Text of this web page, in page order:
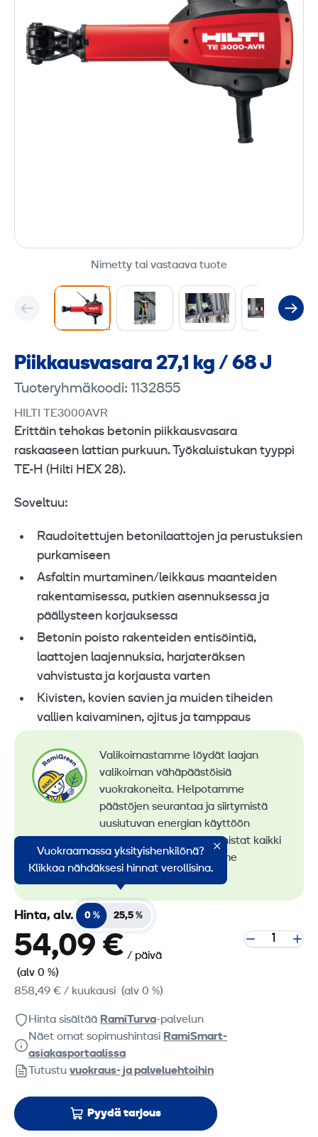
Nimetty tai vastaava tuote
Piikkausvasara 27,1 kg / 68 J
Tuoteryhmäkoodi: 1132855
HILTI TE3000AVR
Erittäin tehokas betonin piikkausvasara
raskaaseen lattian purkuun. Työkaluistukan tyyppi
TE-H (Hilti HEX 28).
Soveltuu:
Raudoitettujen betonilaattojen ja perustuksien
purkamiseen
Asfaltin murtaminen/leikkaus maanteiden
rakentamisessa, putkien asennuksessa ja
päällysteen korjauksessa
Betonin poisto rakenteiden entisöintiä,
laattojen laajennuksia, harjateräksen
vahvistusta ja korjausta varten
Kivisten, kovien savien ja muiden tiheiden
vallien kaivaminen, ojitus ja tamppaus
Valikoimastamme löydät laajan
valikoiman vähäpäästöisiä
vuokrakoneita. Helpotamme
päästöjen seurantaa ja siirtymistä
uusiutuvan energian käyttöön
konevuokrauksessa. Tunnistat kaikki
vähäpäästöiset koneemme
RamiGreen-merkistä.
Vuokraamassa yksityishenkilönä?
Klikkaa nähdäksesi hinnat verollisina.
Hinta, alv. 0 % 25,5 %
54,09 € / päivä
(alv 0 %)
858,49 € / kuukausi (alv 0 %)
Hinta sisältää RamiTurva-palvelun
Näet omat sopimushintasi RamiSmart-
asiakasportaalissa
Tutustu vuokraus- ja palveluehtoihin
Pyydä tarjous